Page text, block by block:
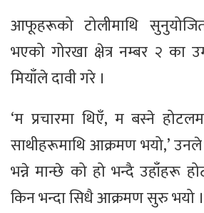
आफूहरूको टोलीमाथि
भएको गोरखा क्षेत्र नम्बर २ का
मियाँले दावी गरे ।
‘म प्रचारमा थिएँ, म बस्ने
साथीहरूमाथि आक्रमण भयो,’
भन्ने मान्छे को हो भन्दै उहाँहरू
किन भन्दा सिधै आक्रमण सुरु भयो